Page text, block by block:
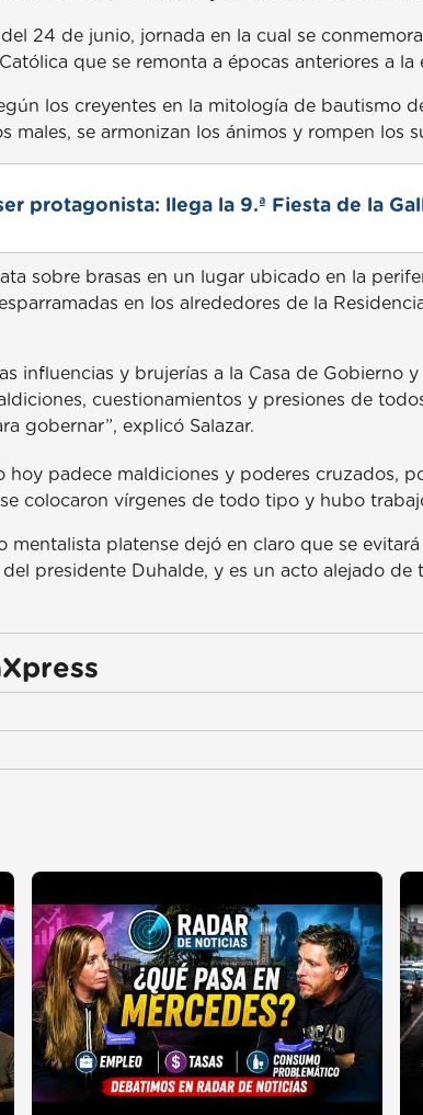
24 de junio, jornada en la cual se
que se remonta a épocas anteriores a la
los creyentes en la mitología de bautismo
males, se armonizan los ánimos y rompen los
protagonista: llega la 9.ª Fiesta de la
sobre brasas en un lugar ubicado en la
en los alrededores de la
influencias y brujerías a la Casa de Gobierno
cuestionamientos y presiones de
gobernar”, explicó Salazar.
hoy padece maldiciones y poderes cruzados,
colocaron vírgenes de todo tipo y hubo
platense dejó en claro que se evitará
presidente Duhalde, y es un acto alejado